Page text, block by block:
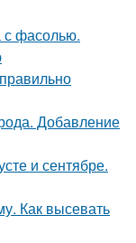
с фасолью.
Добавление
и сентябре.
Как высевать